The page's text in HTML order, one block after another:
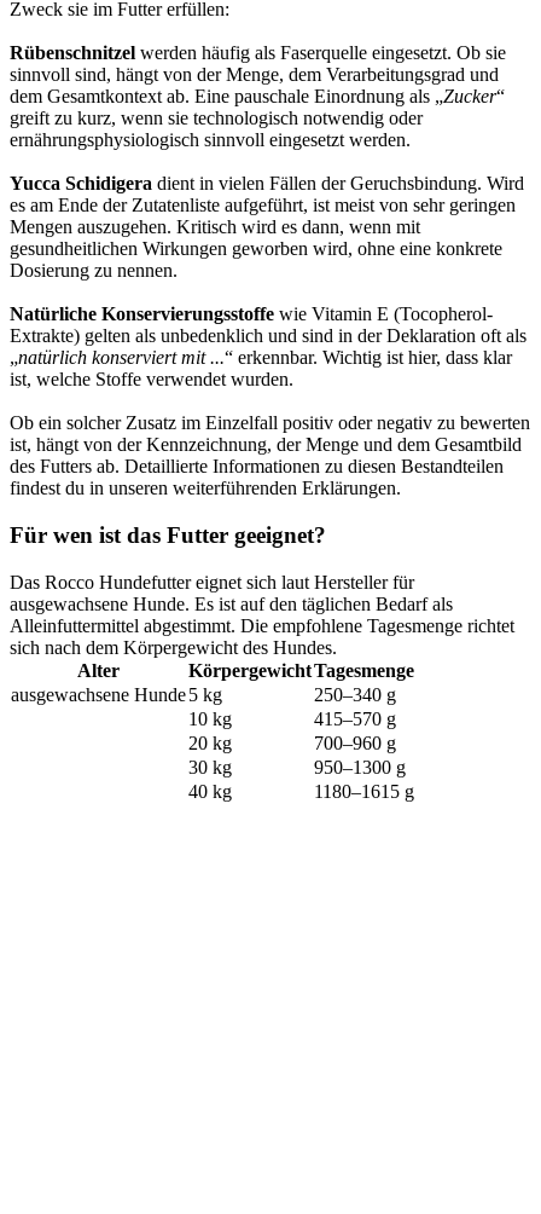
Zweck sie im Futter erfüllen:
Rübenschnitzel werden häufig als Faserquelle eingesetzt. Ob sie
sinnvoll sind, hängt von der Menge, dem Verarbeitungsgrad und
dem Gesamtkontext ab. Eine pauschale Einordnung als „Zucker“
greift zu kurz, wenn sie technologisch notwendig oder
ernährungsphysiologisch sinnvoll eingesetzt werden.
Yucca Schidigera dient in vielen Fällen der Geruchsbindung. Wird
es am Ende der Zutatenliste aufgeführt, ist meist von sehr geringen
Mengen auszugehen. Kritisch wird es dann, wenn mit
gesundheitlichen Wirkungen geworben wird, ohne eine konkrete
Dosierung zu nennen.
Natürliche Konservierungsstoffe wie Vitamin E (Tocopherol-
Extrakte) gelten als unbedenklich und sind in der Deklaration oft als
„natürlich konserviert mit ...“ erkennbar. Wichtig ist hier, dass klar
ist, welche Stoffe verwendet wurden.
Ob ein solcher Zusatz im Einzelfall positiv oder negativ zu bewerten
ist, hängt von der Kennzeichnung, der Menge und dem Gesamtbild
des Futters ab. Detaillierte Informationen zu diesen Bestandteilen
findest du in unseren weiterführenden Erklärungen.
Für wen ist das Futter geeignet?
Das Rocco Hundefutter eignet sich laut Hersteller für
ausgewachsene Hunde. Es ist auf den täglichen Bedarf als
Alleinfuttermittel abgestimmt. Die empfohlene Tagesmenge richtet
sich nach dem Körpergewicht des Hundes.
Alter
KörpergewichtTagesmenge
ausgewachsene Hunde5 kg
250–340 g
10 kg
415–570 g
20 kg
700–960 g
30 kg
950–1300 g
40 kg
1180–1615 g